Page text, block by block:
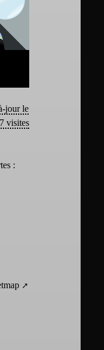
jour le
visites
: